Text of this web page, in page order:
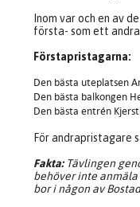
Inom var och en av
första- som ett
Förstapristagarna:
Den bästa uteplatsen
Den bästa balkongen
Den bästa entrén
För andrapristagare
Fakta:Tävlingen
behöver inte
bor i någon av